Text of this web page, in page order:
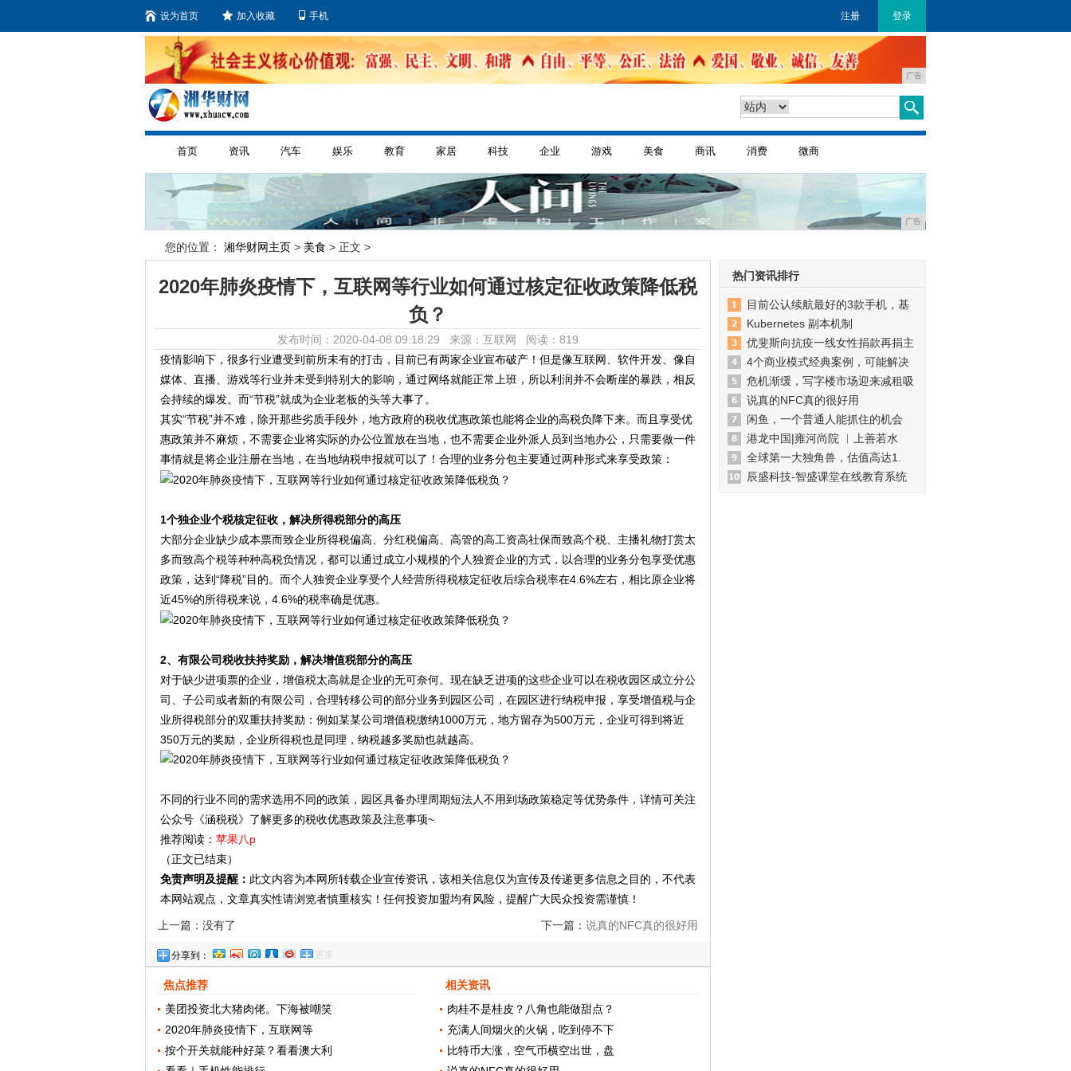
设为首页 加入收藏 手机 注册 登录
广告
首页 资讯 汽车 娱乐 教育 家居 科技 企业 游戏 美食 商讯 消费 微商
广告
您的位置： 湘华财网主页 > 美食 > 正文 >
2020年肺炎疫情下，互联网等行业如何通过核定征收政策降低税
负？
发布时间：2020-04-08 09:18:29 来源：互联网 阅读：819
疫情影响下，很多行业遭受到前所未有的打击，目前已有两家企业宣布破产！但是像互联网、软件开发、像自
媒体、直播、游戏等行业并未受到特别大的影响，通过网络就能正常上班，所以利润并不会断崖的暴跌，相反
会持续的爆发。而“节税”就成为企业老板的头等大事了。
其实“节税”并不难，除开那些劣质手段外，地方政府的税收优惠政策也能将企业的高税负降下来。而且享受优
惠政策并不麻烦，不需要企业将实际的办公位置放在当地，也不需要企业外派人员到当地办公，只需要做一件
事情就是将企业注册在当地，在当地纳税申报就可以了！合理的业务分包主要通过两种形式来享受政策：
1个独企业个税核定征收，解决所得税部分的高压
大部分企业缺少成本票而致企业所得税偏高、分红税偏高、高管的高工资高社保而致高个税、主播礼物打赏太
多而致高个税等种种高税负情况，都可以通过成立小规模的个人独资企业的方式，以合理的业务分包享受优惠
政策，达到“降税”目的。而个人独资企业享受个人经营所得税核定征收后综合税率在4.6%左右，相比原企业将
近45%的所得税来说，4.6%的税率确是优惠。
2、有限公司税收扶持奖励，解决增值税部分的高压
对于缺少进项票的企业，增值税太高就是企业的无可奈何。现在缺乏进项的这些企业可以在税收园区成立分公
司、子公司或者新的有限公司，合理转移公司的部分业务到园区公司，在园区进行纳税申报，享受增值税与企
业所得税部分的双重扶持奖励：例如某某公司增值税缴纳1000万元，地方留存为500万元，企业可得到将近
350万元的奖励，企业所得税也是同理，纳税越多奖励也就越高。
不同的行业不同的需求选用不同的政策，园区具备办理周期短法人不用到场政策稳定等优势条件，详情可关注
公众号《涵税税》了解更多的税收优惠政策及注意事项~
推荐阅读： 苹果八p
（正文已结束）
免责声明及提醒： 此文内容为本网所转载企业宣传资讯，该相关信息仅为宣传及传递更多信息之目的，不代表
本网站观点，文章真实性请浏览者慎重核实！任何投资加盟均有风险，提醒广大民众投资需谨慎！
上一篇：没有了 下一篇： 说真的NFC真的很好用
分享到： 更多
焦点推荐
美团投资北大猪肉佬。下海被嘲笑
2020年肺炎疫情下，互联网等
按个开关就能种好菜？看看澳大利
相关资讯
肉桂不是桂皮？八角也能做甜点？
充满人间烟火的火锅，吃到停不下
比特币大涨，空气币横空出世，盘
热门资讯排行
目前公认续航最好的3款手机，基
Kubernetes 副本机制
优斐斯向抗疫一线女性捐款再捐主
4个商业模式经典案例，可能解决
危机渐缓，写字楼市场迎来减租吸
说真的NFC真的很好用
闲鱼，一个普通人能抓住的机会
港龙中国|雍河尚院 ︳上善若水
全球第一大独角兽，估值高达1.
辰盛科技-智盛课堂在线教育系统